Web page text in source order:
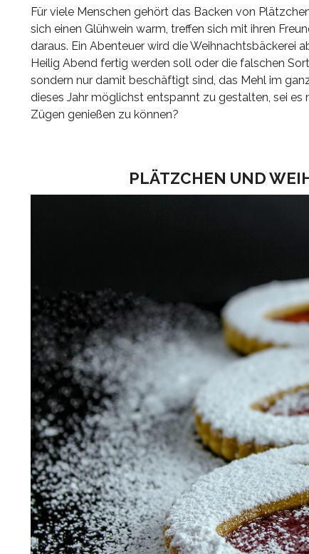
Für viele Menschen gehört das Backen von
sich einen Glühwein warm, treffen sich mit ihren
daraus. Ein Abenteuer wird die Weihnachtsbäckerei
Heilig Abend fertig werden soll oder die falschen
sondern nur damit beschäftigt sind, das Mehl im
dieses Jahr möglichst entspannt zu gestalten, sei
Zügen genießen zu können?
PLÄTZCHEN UND